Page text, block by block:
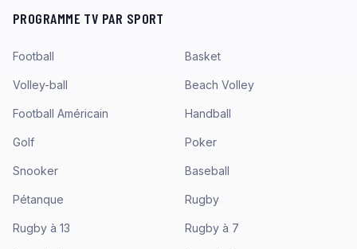
PROGRAMME TV PAR SPORT
Football Basket
Volley-ball Beach Volley
Football Américain Handball
Golf Poker
Snooker Baseball
Pétanque Rugby
Rugby à 13 Rugby à 7